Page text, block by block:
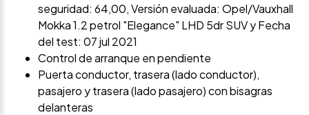
seguridad: 64,00, Versión evaluada: Opel/Vauxhall
Mokka 1.2 petrol "Elegance" LHD 5dr SUV y Fecha
del test: 07 jul 2021
Control de arranque en pendiente
Puerta conductor, trasera (lado conductor),
pasajero y trasera (lado pasajero) con bisagras
delanteras